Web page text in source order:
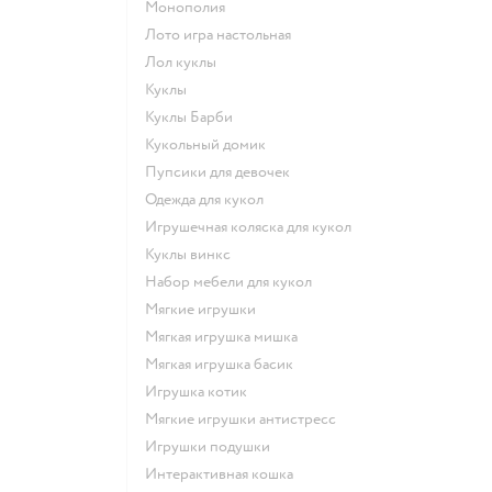
Монополия
Лото игра настольная
Лол куклы
Куклы
Куклы Барби
Кукольный домик
Пупсики для девочек
Одежда для кукол
Игрушечная коляска для кукол
Куклы винкс
Набор мебели для кукол
Мягкие игрушки
Мягкая игрушка мишка
Мягкая игрушка басик
Игрушка котик
Мягкие игрушки антистресс
Игрушки подушки
Интерактивная кошка